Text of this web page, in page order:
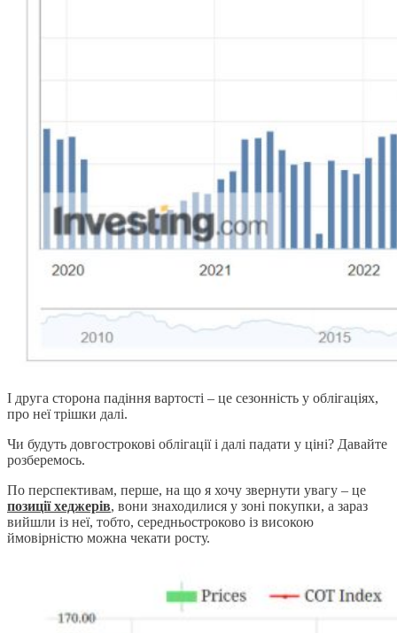
І друга сторона падіння вартості – це сезонність у облігаціях,
про неї трішки далі.
Чи будуть довгострокові облігації і далі падати у ціні? Давайте
розберемось.
По перспективам, перше, на що я хочу звернути увагу – це
позиції хеджерів, вони знаходилися у зоні покупки, а зараз
вийшли із неї, тобто, середньостроково із високою
ймовірністю можна чекати росту.